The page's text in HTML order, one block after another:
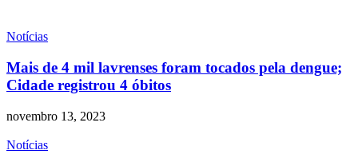
Notícias
Mais de 4 mil lavrenses foram tocados pela dengue;
Cidade registrou 4 óbitos
novembro 13, 2023
Notícias